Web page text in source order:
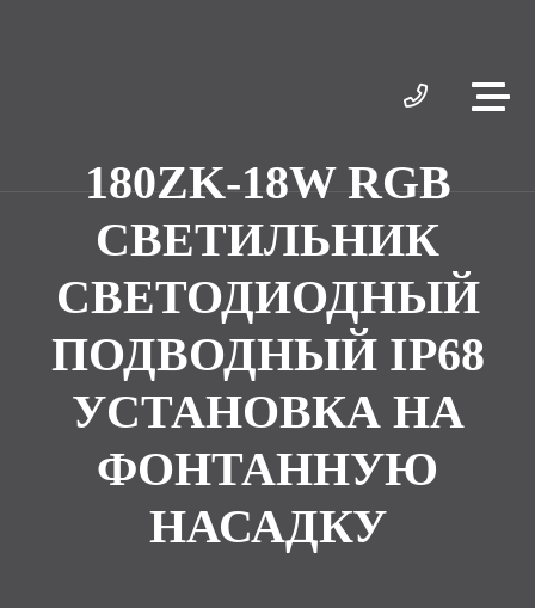
180ZK-18W RGB
СВЕТИЛЬНИК
СВЕТОДИОДНЫЙ
ПОДВОДНЫЙ IP68
УСТАНОВКА НА
ФОНТАННУЮ
НАСАДКУ